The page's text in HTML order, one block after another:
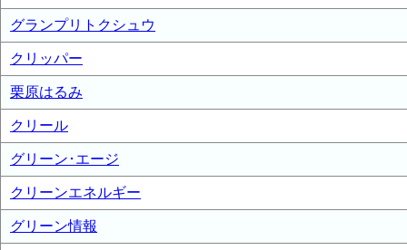
グランプリトクシュウ
クリッパー
栗原はるみ
クリール
グリーン･エージ
クリーンエネルギー
グリーン情報